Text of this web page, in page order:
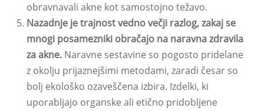
obravnavali akne kot samostojno težavo.
Nazadnje je trajnost vedno večji razlog, zakaj se
mnogi posamezniki obračajo na naravna zdravila
za akne. Naravne sestavine so pogosto pridelane
z okolju prijaznejšimi metodami, zaradi česar so
bolj ekološko ozaveščena izbira. Izdelki, ki
uporabljajo organske ali etično pridobljene